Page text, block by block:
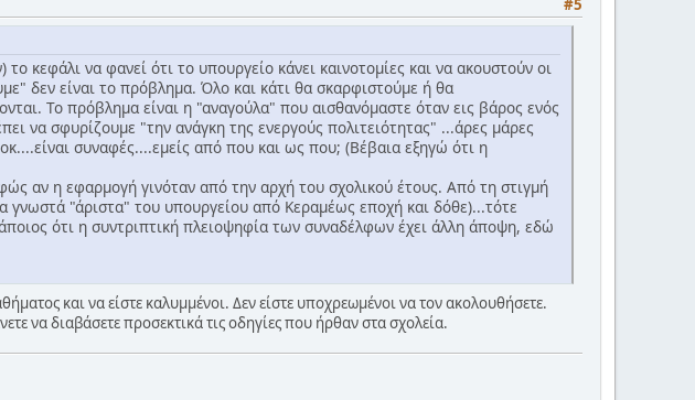
#5
κεφάλι να φανεί ότι το υπουργείο κάνει καινοτομίες και να ακουστούν οι
δεν είναι το πρόβλημα. Όλο και κάτι θα σκαρφιστούμε ή θα
Το πρόβλημα είναι η "αναγούλα" που αισθανόμαστε όταν εις βάρος ενός
να σφυρίζουμε "την ανάγκη της ενεργούς πολιτειότητας" ...άρες μάρες
συναφές....εμείς από που και ως που; (Βέβαια εξηγώ ότι η
αν η εφαρμογή γινόταν από την αρχή του σχολικού έτους. Από τη στιγμή
γνωστά "άριστα" του υπουργείου από Κεραμέως εποχή και δόθε)...τότε
ότι η συντριπτική πλειοψηφία των συναδέλφων έχει άλλη άποψη, εδώ
και να είστε καλυμμένοι. Δεν είστε υποχρεωμένοι να τον ακολουθήσετε.
να διαβάσετε προσεκτικά τις οδηγίες που ήρθαν στα σχολεία.